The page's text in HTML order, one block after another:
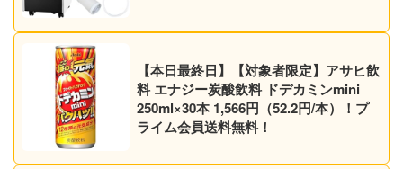
【本日最終日】【対象者限定】アサヒ飲
料 エナジー炭酸飲料 ドデカミンmini
250ml×30本 1,566円（52.2円/本）！プ
ライム会員送料無料！